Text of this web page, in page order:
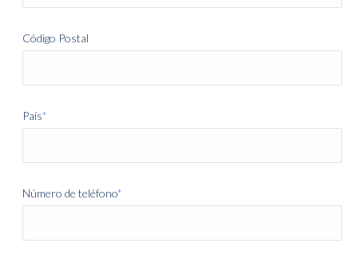
Código Postal
País*
Número de teléfono*